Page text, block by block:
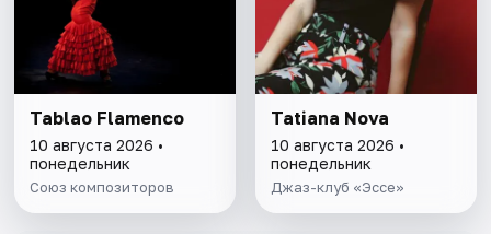
Tablao Flamenсo
10 августа 2026 •
понедельник
Союз композиторов
Tatiana Nova
10 августа 2026 •
понедельник
Джаз-клуб «Эссе»